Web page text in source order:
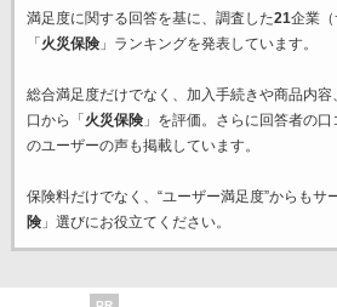
満足度に関する回答を基に、調査した21企業
「火災保険」ランキングを発表しています。
総合満足度だけでなく、加入手続きや商品内容
口から「火災保険」を評価。さらに回答者の
のユーザーの声も掲載しています。
保険料だけでなく、“ユーザー満足度”からもサ
険」選びにお役立てください。